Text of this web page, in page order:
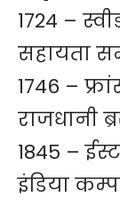
1724 –
सहायता
1746 –
राजधानी
1845 –
इंडिया